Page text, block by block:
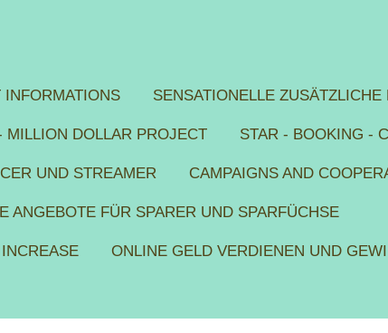
INFORMATIONS SENSATIONELLE
MILLION DOLLAR PROJECT STAR - BOOKING -
UND STREAMER CAMPAIGNS AND
ANGEBOTE FÜR SPARER UND SPARFÜCHSE
ONLINE GELD VERDIENEN UND